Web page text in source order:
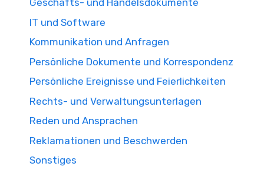
Geschäfts- und Handelsdokumente
IT und Software
Kommunikation und Anfragen
Persönliche Dokumente und Korrespondenz
Persönliche Ereignisse und Feierlichkeiten
Rechts- und Verwaltungsunterlagen
Reden und Ansprachen
Reklamationen und Beschwerden
Sonstiges